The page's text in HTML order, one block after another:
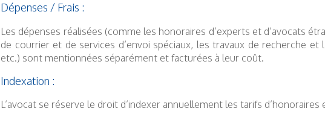
Dépenses / Frais :
Les dépenses réalisées (comme les honoraires d’experts et d’avocats
de courrier et de services d’envoi spéciaux, les travaux de recherche
etc.) sont mentionnées séparément et facturées à leur coût.
Indexation :
L’avocat se réserve le droit d’indexer annuellement les tarifs d’honoraires